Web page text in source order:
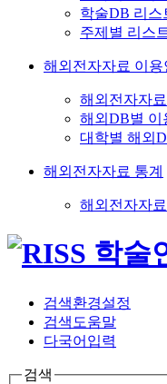
학술DB 리스
주제별 리스
해외전자자료 이용
해외전자자
해외DB별 이
대학별 해외
해외전자자료 통계
해외전자자료
검색환경설정
검색도움말
다국어입력
검색